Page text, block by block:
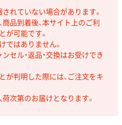
れていない場合があります。
品到着後、本サイト上のご利
が可能です。
ではありません。
セル・返品・交換はお受けでき
が判明した際には、ご注文をキ
次第のお届けとなります。